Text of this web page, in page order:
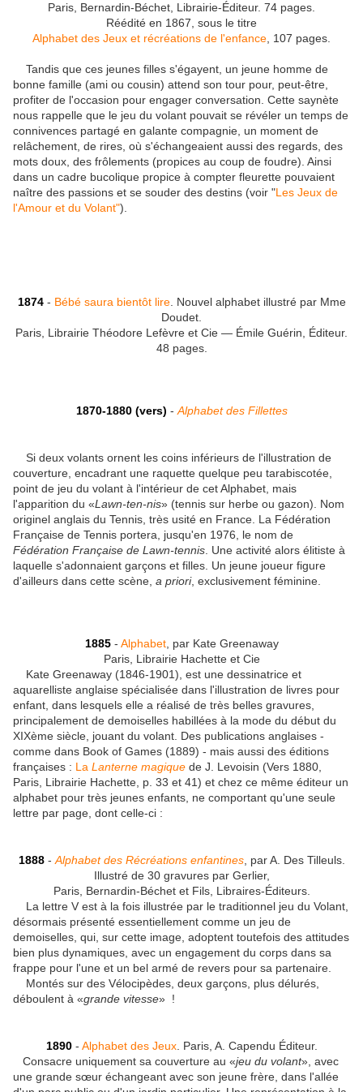
Paris, Bernardin-Béchet, Librairie-Éditeur. 74 pages.
Réédité en 1867, sous le titre
Alphabet des Jeux et récréations de l'enfance , 107 pages.
Tandis que ces jeunes filles s'égayent, un jeune homme de
bonne famille (ami ou cousin) attend son tour pour, peut-être,
profiter de l'occasion pour engager conversation. Cette saynète
nous rappelle que le jeu du volant pouvait se révéler un temps de
connivences partagé en galante compagnie, un moment de
relâchement, de rires, où s'échangeaient aussi des regards, des
mots doux, des frôlements (propices au coup de foudre). Ainsi
dans un cadre bucolique propice à compter fleurette pouvaient
naître des passions et se souder des destins (voir "Les Jeux de
l'Amour et du Volant").
1874- Bébé saura bientôt lire. Nouvel alphabet illustré par Mme
Doudet.
Paris, Librairie Théodore Lefèvre et Cie — Émile Guérin, Éditeur.
48 pages.
1870-1880 (vers) - Alphabet des Fillettes
Si deux volants ornent les coins inférieurs de l'illustration de
couverture, encadrant une raquette quelque peu tarabiscotée,
point de jeu du volant à l'intérieur de cet Alphabet, mais
l'apparition du «Lawn-ten-nis» (tennis sur herbe ou gazon). Nom
originel anglais du Tennis, très usité en France. La Fédération
Française de Tennis portera, jusqu'en 1976, le nom de
Fédération Française de Lawn-tennis . Une activité alors élitiste à
laquelle s'adonnaient garçons et filles. Un jeune joueur figure
d'ailleurs dans cette scène, a priori, exclusivement féminine.
1885 - Alphabet, par Kate Greenaway
Paris, Librairie Hachette et Cie
Kate Greenaway (1846-1901), est une dessinatrice et
aquarelliste anglaise spécialisée dans l'illustration de livres pour
enfant, dans lesquels elle a réalisé de très belles gravures,
principalement de demoiselles habillées à la mode du début du
XIXème siècle, jouant du volant. Des publications anglaises -
comme dans Book of Games (1889) - mais aussi des éditions
françaises : La Lanterne magique de J. Levoisin (Vers 1880,
Paris, Librairie Hachette, p. 33 et 41) et chez ce même éditeur un
alphabet pour très jeunes enfants, ne comportant qu'une seule
lettre par page, dont celle-ci :
1888 - Alphabet des Récréations enfantines, par A. Des Tilleuls.
Illustré de 30 gravures par Gerlier,
Paris, Bernardin-Béchet et Fils, Libraires-Éditeurs.
La lettre V est à la fois illustrée par le traditionnel jeu du Volant,
désormais présenté essentiellement comme un jeu de
demoiselles, qui, sur cette image, adoptent toutefois des attitudes
bien plus dynamiques, avec un engagement du corps dans sa
frappe pour l'une et un bel armé de revers pour sa partenaire.
Montés sur des Vélocipèdes, deux garçons, plus délurés,
déboulent à «grande vitesse» !
1890- Alphabet des Jeux. Paris, A. Capendu Éditeur.
Consacre uniquement sa couverture au «jeu du volant», avec
une grande sœur échangeant avec son jeune frère, dans l'allée